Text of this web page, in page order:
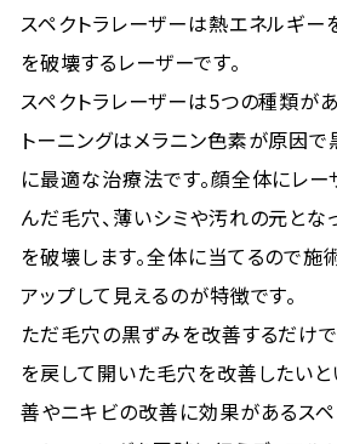
スペクトラレーザーは熱エネルギー
を破壊するレーザーです。
スペクトラレーザーは5つの種類が
トーニングはメラニン色素が原因
に最適な治療法です。顔全体にレー
んだ毛穴、薄いシミや汚れの元とな
を破壊します。全体に当てるので
アップして見えるのが特徴です。
ただ毛穴の黒ずみを改善するだけ
を戻して開いた毛穴を改善したいと
善やニキビの改善に効果があるス